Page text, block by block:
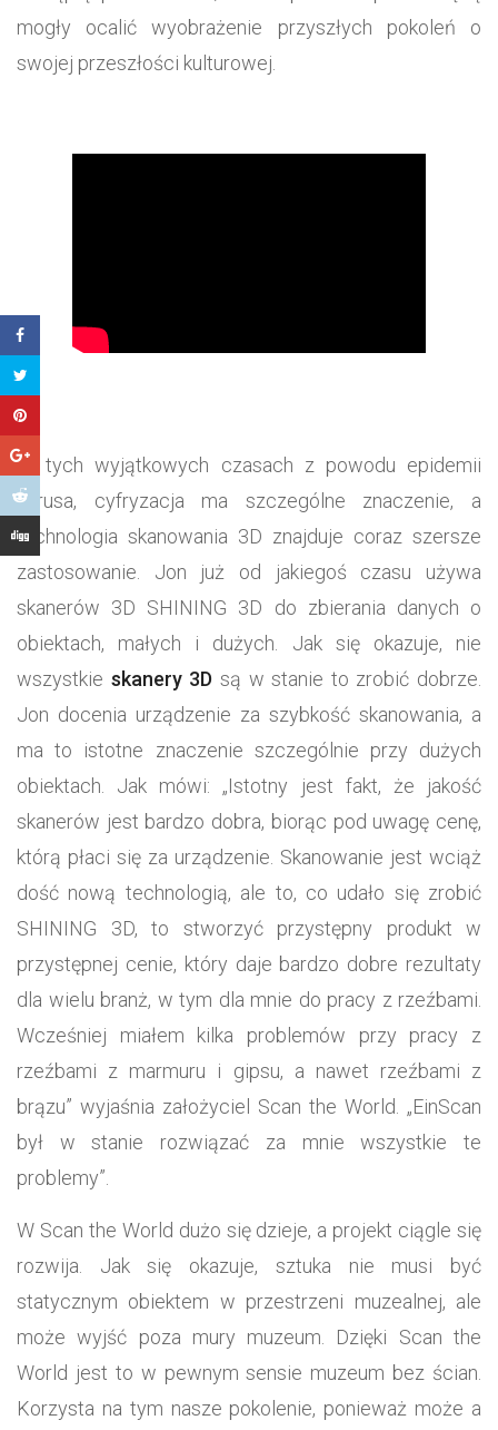
mogły ocalić wyobrażenie przyszłych pokoleń o
swojej przeszłości kulturowej.
W tych wyjątkowych czasach z powodu epidemii
wirusa, cyfryzacja ma szczególne znaczenie, a
technologia skanowania 3D znajduje coraz szersze
zastosowanie. Jon już od jakiegoś czasu używa
skanerów 3D SHINING 3D do zbierania danych o
obiektach, małych i dużych. Jak się okazuje, nie
wszystkie skanery 3D są w stanie to zrobić dobrze.
Jon docenia urządzenie za szybkość skanowania, a
ma to istotne znaczenie szczególnie przy dużych
obiektach. Jak mówi: „Istotny jest fakt, że jakość
skanerów jest bardzo dobra, biorąc pod uwagę cenę,
którą płaci się za urządzenie. Skanowanie jest wciąż
dość nową technologią, ale to, co udało się zrobić
SHINING 3D, to stworzyć przystępny produkt w
przystępnej cenie, który daje bardzo dobre rezultaty
dla wielu branż, w tym dla mnie do pracy z rzeźbami.
Wcześniej miałem kilka problemów przy pracy z
rzeźbami z marmuru i gipsu, a nawet rzeźbami z
brązu” wyjaśnia założyciel Scan the World. „EinScan
był w stanie rozwiązać za mnie wszystkie te
problemy”.
W Scan the World dużo się dzieje, a projekt ciągle się
rozwija. Jak się okazuje, sztuka nie musi być
statycznym obiektem w przestrzeni muzealnej, ale
może wyjść poza mury muzeum. Dzięki Scan the
World jest to w pewnym sensie muzeum bez ścian.
Korzysta na tym nasze pokolenie, ponieważ może a